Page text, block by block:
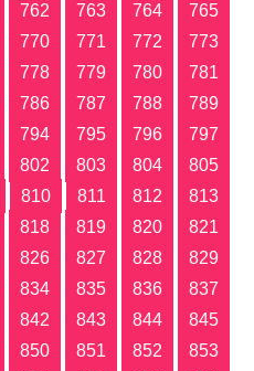
762 763 764
765
770 771 772
773
778 779 780
781
786 787 788
789
794 795 796
797
802 803 804
805
810 811 812
813
818 819 820
821
826 827 828
829
834 835 836
837
842 843 844
845
850 851 852
853